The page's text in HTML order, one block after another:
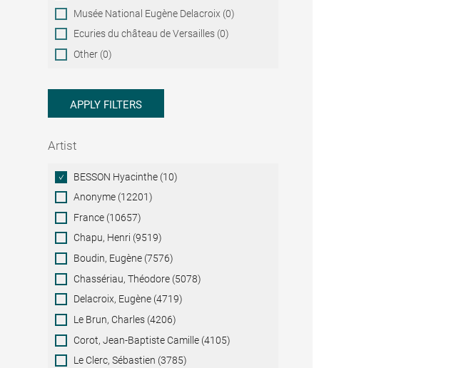
Musée National Eugène Delacroix (0)
Ecuries du château de Versailles (0)
Other (0)
APPLY FILTERS
Artist
ArtistBESSON Hyacinthe (10)
Anonyme (12201)
France (10657)
Chapu, Henri (9519)
Boudin, Eugène (7576)
Chassériau, Théodore (5078)
Delacroix, Eugène (4719)
Le Brun, Charles (4206)
Corot, Jean-Baptiste Camille (4105)
Le Clerc, Sébastien (3785)